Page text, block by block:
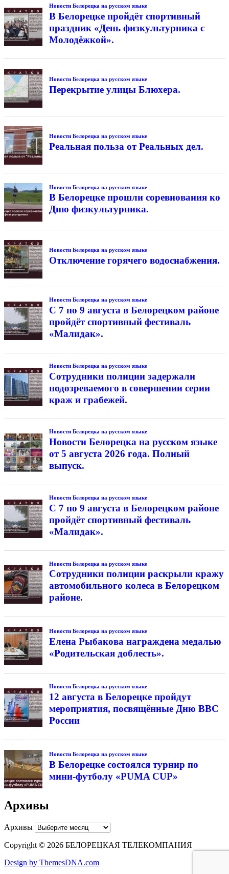
Новости Белорецка на русском языке
В Белорецке пройдёт спортивный
праздник «День физкультурника с
Молодёжкой».
Новости Белорецка на русском языке
Перекрытие улицы Блюхера.
Новости Белорецка на русском языке
Реальная польза от Реальных дел.
Новости Белорецка на русском языке
В Белорецке прошли соревнования ко
Дню физкультурника.
Новости Белорецка на русском языке
Отключение горячего водоснабжения.
Новости Белорецка на русском языке
С 7 по 9 августа в Белорецком районе
пройдёт спортивный фестиваль
«Малидак».
Новости Белорецка на русском языке
Сотрудники полиции задержали
подозреваемого в совершении серии
краж и грабежей.
Новости Белорецка на русском языке
Новости Белорецка на русском языке
от 5 августа 2026 года. Полный
выпуск.
Новости Белорецка на русском языке
С 7 по 9 августа в Белорецком районе
пройдёт спортивный фестиваль
«Малидак».
Новости Белорецка на русском языке
Сотрудники полиции раскрыли кражу
автомобильного колеса в Белорецком
районе.
Новости Белорецка на русском языке
Елена Рыбакова награждена медалью
«Родительская доблесть».
Новости Белорецка на русском языке
12 августа в Белорецке пройдут
мероприятия, посвящённые Дню ВВС
России
Новости Белорецка на русском языке
В Белорецке состоялся турнир по
мини-футболу «PUMA CUP»
Архивы
Архивы
Copyright © 2026 БЕЛОРЕЦКАЯ ТЕЛЕКОМПАНИЯ
Design by ThemesDNA.com